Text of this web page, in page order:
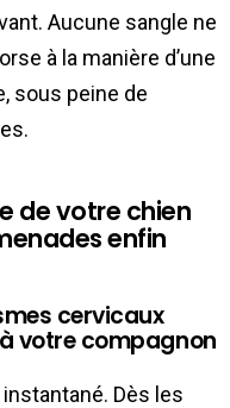
Aucune sangle ne
à la manière d’une
sous peine de
de votre chien
enfin
cervicaux
votre compagnon
Dès les